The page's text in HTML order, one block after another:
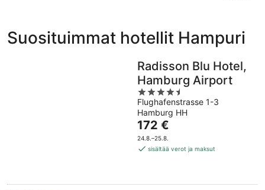
kohdetta
Hampuri
kohdetta
Hampuri
10.8.
11.8.
lähellä
kohdetta
ensi
eli
14.8.
Suosituimmat hotellit Hampuri
Radisson Blu Hotel,
Hamburg Airport
4.5
out
of
5
Flughafenstrasse 1-3
Hamburg HH
Hinta
on
172 €
172 €
24.8.–25.8.
sisältää verot ja maksut